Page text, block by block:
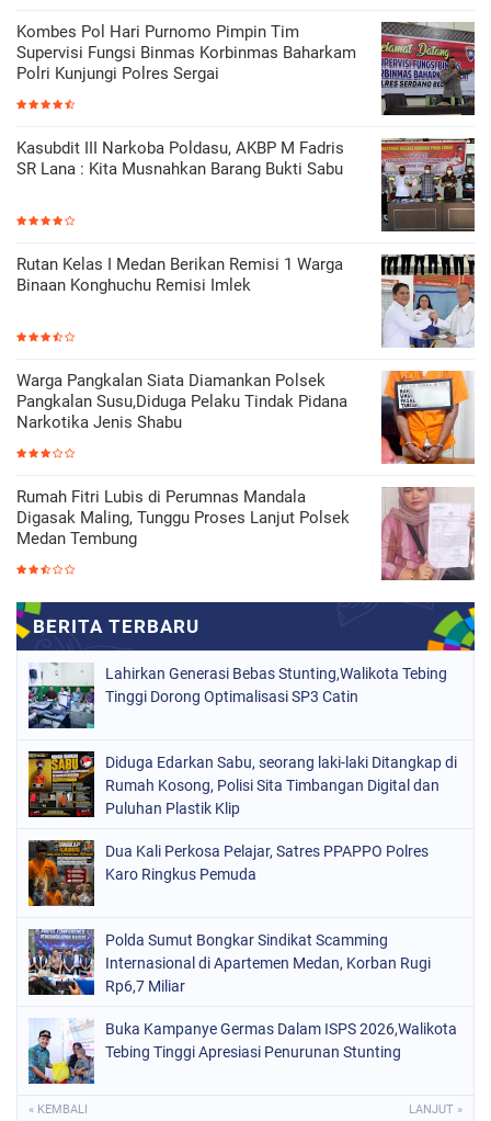
Kombes Pol Hari Purnomo Pimpin Tim
Supervisi Fungsi Binmas Korbinmas Baharkam
Polri Kunjungi Polres Sergai
Kasubdit III Narkoba Poldasu, AKBP M Fadris
SR Lana : Kita Musnahkan Barang Bukti Sabu
Rutan Kelas I Medan Berikan Remisi 1 Warga
Binaan Konghuchu Remisi Imlek
Warga Pangkalan Siata Diamankan Polsek
Pangkalan Susu,Diduga Pelaku Tindak Pidana
Narkotika Jenis Shabu
Rumah Fitri Lubis di Perumnas Mandala
Digasak Maling, Tunggu Proses Lanjut Polsek
Medan Tembung
Lahirkan Generasi Bebas Stunting,Walikota Tebing
Tinggi Dorong Optimalisasi SP3 Catin
Diduga Edarkan Sabu, seorang laki-laki Ditangkap di
Rumah Kosong, Polisi Sita Timbangan Digital dan
Puluhan Plastik Klip
Dua Kali Perkosa Pelajar, Satres PPAPPO Polres
Karo Ringkus Pemuda
Polda Sumut Bongkar Sindikat Scamming
Internasional di Apartemen Medan, Korban Rugi
Rp6,7 Miliar
Buka Kampanye Germas Dalam ISPS 2026,Walikota
Tebing Tinggi Apresiasi Penurunan Stunting
« KEMBALI LANJUT »